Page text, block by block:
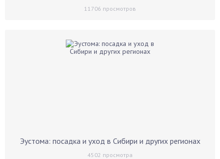
11706 просмотров
Эустома: посадка и уход в Сибири и других регионах
4502 просмотра